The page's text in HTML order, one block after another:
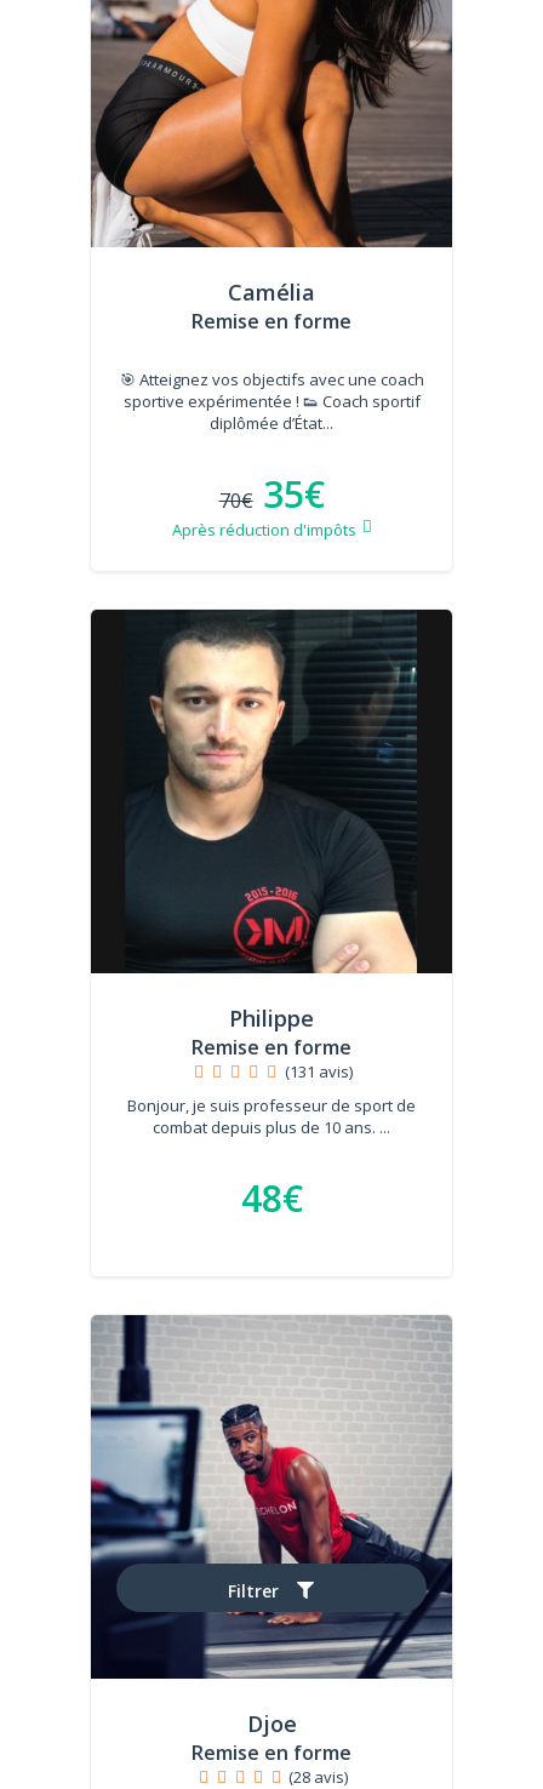
Filtrer
Camélia
Remise en forme
🎯 Atteignez vos objectifs avec une coach
sportive expérimentée ! 👟 Coach sportif
diplômée d’État...
70€ 35€
Après réduction d'impôts
Philippe
Remise en forme
(131 avis)
Bonjour, je suis professeur de sport de
combat depuis plus de 10 ans. ...
48€
Djoe
Remise en forme
(28 avis)